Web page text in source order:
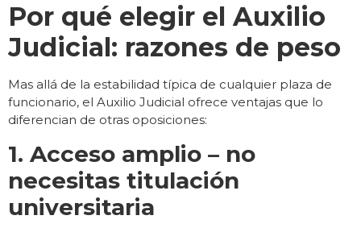
Por qué elegir el Auxilio
Judicial: razones de peso
Mas allá de la estabilidad típica de cualquier plaza de
funcionario, el Auxilio Judicial ofrece ventajas que lo
diferencian de otras oposiciones:
1. Acceso amplio – no
necesitas titulación
universitaria